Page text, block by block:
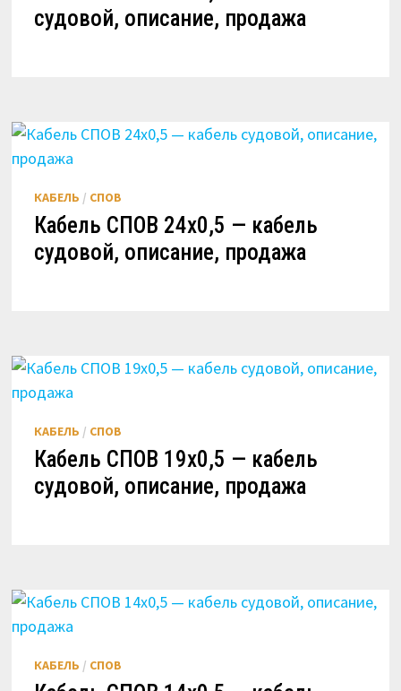
судовой, описание, продажа
КАБЕЛЬ / СПОВ
Кабель СПОВ 24х0,5 — кабель
судовой, описание, продажа
КАБЕЛЬ / СПОВ
Кабель СПОВ 19х0,5 — кабель
судовой, описание, продажа
КАБЕЛЬ / СПОВ